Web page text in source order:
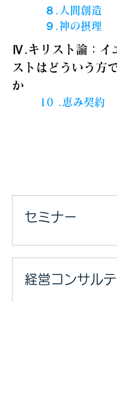
８ .人間創造
９ .神の摂理
Ⅳ.キリスト論：イ
ストはどういう方
か
10 .恵み契約
セミナー
経営コンサル